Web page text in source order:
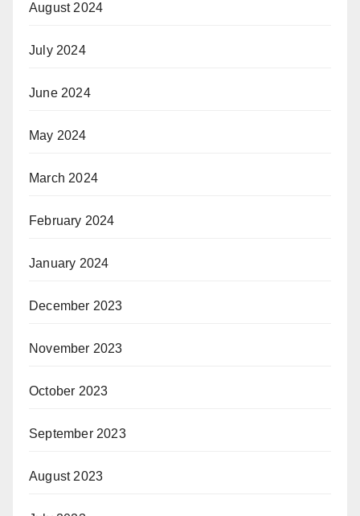
August 2024
July 2024
June 2024
May 2024
March 2024
February 2024
January 2024
December 2023
November 2023
October 2023
September 2023
August 2023